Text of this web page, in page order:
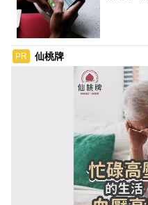
PR 仙桃牌